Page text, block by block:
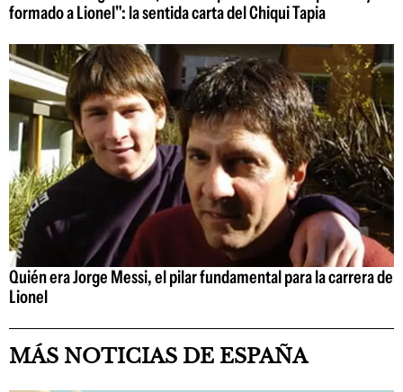
formado a Lionel": la sentida carta del Chiqui Tapia
Quién era Jorge Messi, el pilar fundamental para la carrera de
Lionel
MÁS NOTICIAS DE ESPAÑA